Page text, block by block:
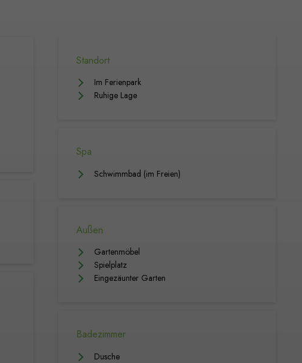
Standort
Im Ferienpark
Ruhige Lage
Spa
Schwimmbad (im Freien)
Außen
Gartenmöbel
Spielplatz
Eingezäunter Garten
Badezimmer
Dusche